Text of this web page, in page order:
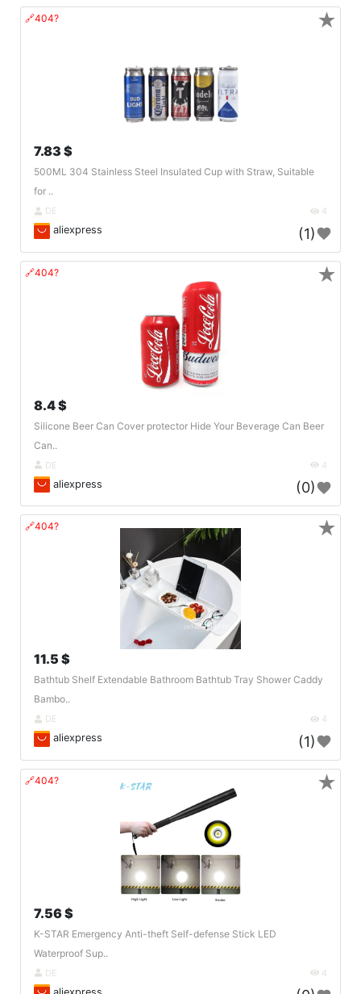
🔗404?
7.83 $
500ML 304 Stainless Steel Insulated Cup with Straw, Suitable
for ..
DE 4
aliexpress (1)
★
🔗404?
8.4 $
Silicone Beer Can Cover protector Hide Your Beverage Can Beer
Can..
DE 4
aliexpress (0)
★
🔗404?
11.5 $
Bathtub Shelf Extendable Bathroom Bathtub Tray Shower Caddy
Bambo..
DE 4
aliexpress (1)
★
🔗404?
7.56 $
K-STAR Emergency Anti-theft Self-defense Stick LED
Waterproof Sup..
DE 4
★